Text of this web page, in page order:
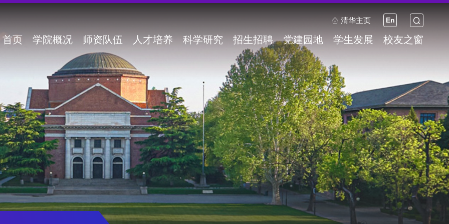
清华主页 En
首页 学院概况 师资队伍 人才培养 科学研究 招生招聘 党建园地 学生发展 校友之窗